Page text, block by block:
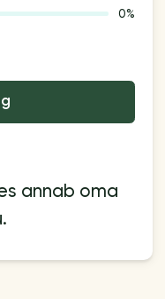
0%
annab oma